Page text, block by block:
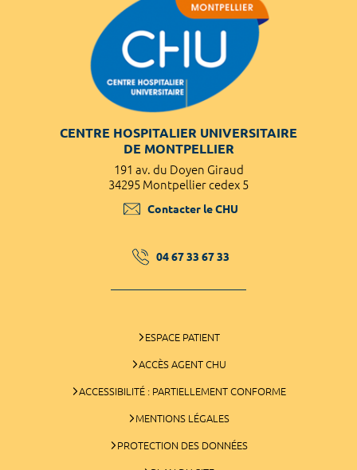
CENTRE HOSPITALIER UNIVERSITAIRE
DE MONTPELLIER
191 av. du Doyen Giraud
34295 Montpellier cedex 5
Contacter le CHU
04 67 33 67 33
ESPACE PATIENT
ACCÈS AGENT CHU
ACCESSIBILITÉ : PARTIELLEMENT CONFORME
MENTIONS LÉGALES
PROTECTION DES DONNÉES